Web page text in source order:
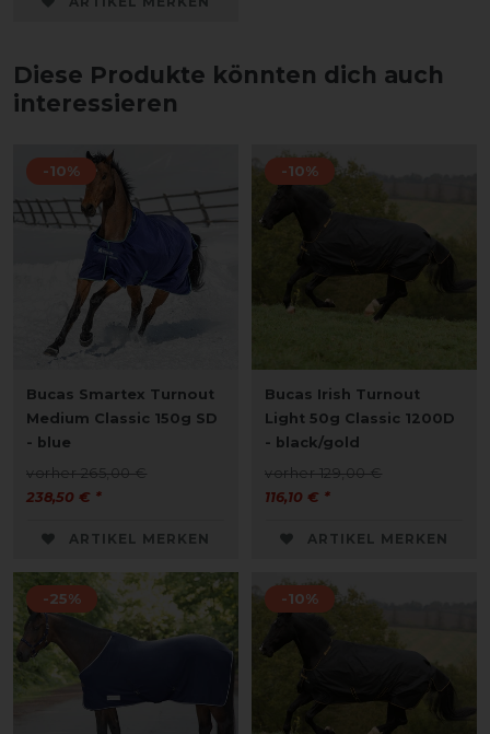
Diese Produkte könnten dich auch
interessieren
-10%
Bucas Smartex Turnout
Medium Classic 150g SD
- blue
vorher 265,00 €
238,50 € *
ARTIKEL MERKEN
-10%
Bucas Irish Turnout
Light 50g Classic 1200D
- black/gold
vorher 129,00 €
116,10 € *
ARTIKEL MERKEN
-25% -10%